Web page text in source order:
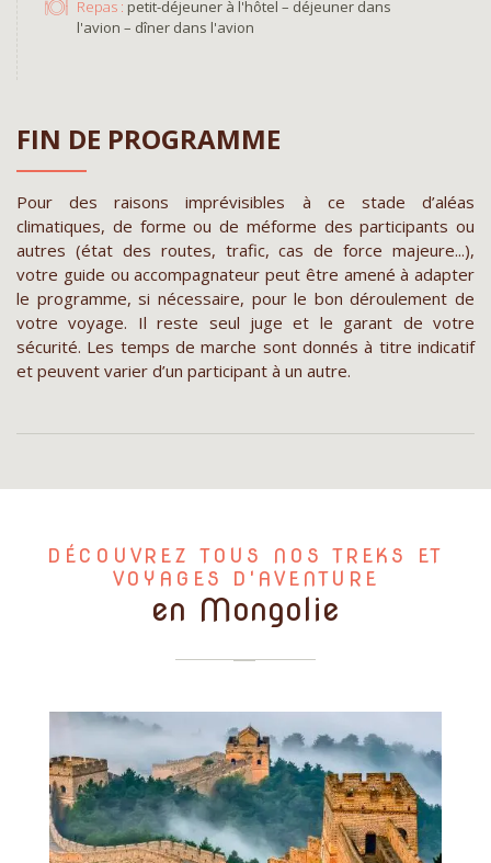
Repas : petit-déjeuner à l'hôtel – déjeuner dans
l'avion – dîner dans l'avion
FIN DE PROGRAMME
Pour des raisons imprévisibles à ce stade d’aléas
climatiques, de forme ou de méforme des participants ou
autres (état des routes, trafic, cas de force majeure...),
votre guide ou accompagnateur peut être amené à adapter
le programme, si nécessaire, pour le bon déroulement de
votre voyage. Il reste seul juge et le garant de votre
sécurité. Les temps de marche sont donnés à titre indicatif
et peuvent varier d’un participant à un autre.
DÉCOUVREZ TOUS NOS TREKS ET
VOYAGES D'AVENTURE
en Mongolie